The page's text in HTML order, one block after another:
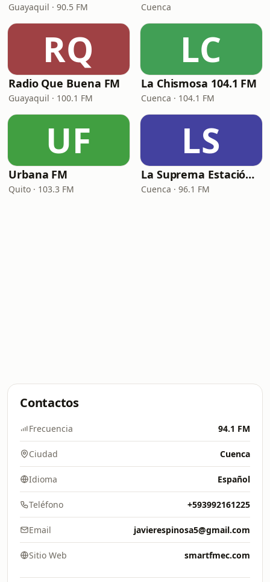
Guayaquil · 90.5 FM Cuenca
RQ
Radio Que Buena FM
Guayaquil · 100.1 FM
LC
La Chismosa 104.1 FM
Cuenca · 104.1 FM
UF
Urbana FM
Quito · 103.3 FM
LS
La Suprema Estación 96.1 FM
Cuenca · 96.1 FM
Contactos
Frecuencia 94.1 FM
Ciudad Cuenca
Idioma Español
Teléfono +593992161225
Email javierespinosa5@gmail.com
Sitio Web smartfmec.com